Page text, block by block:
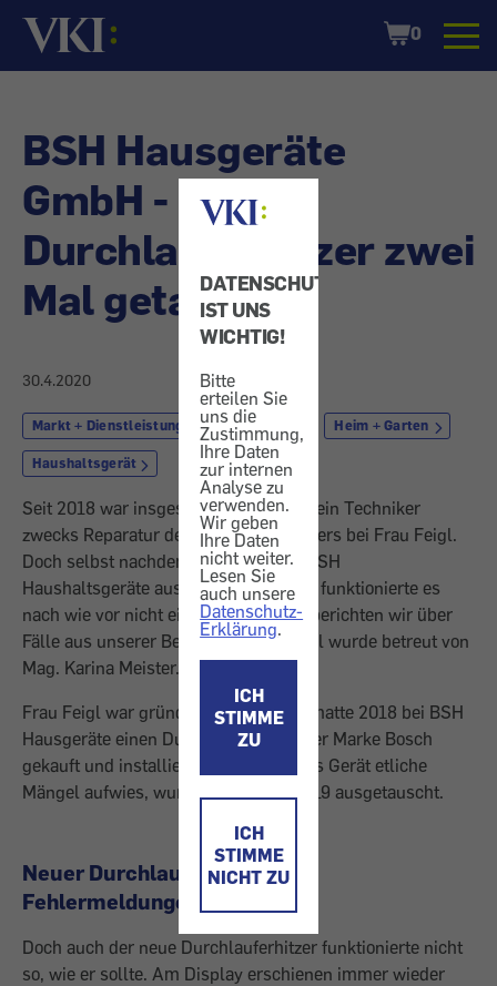
DATENSCHUTZ
IST UNS
WICHTIG!
Bitte
erteilen Sie
uns die
Zustimmung,
Ihre Daten
zur internen
Analyse zu
verwenden.
Wir geben
Ihre Daten
nicht weiter.
Lesen Sie
auch unsere
Datenschutz-
Erklärung.
ICH
STIMME
ZU
ICH
STIMME
NICHT ZU
Startseite
Shopping
Cart
0
BSH Hausgeräte
GmbH -
Durchlauferhitzer zwei
Mal getauscht
30.4.2020
Markt + Dienstleistung Reparatur Heim + Garten
Haushaltsgerät
Seit 2018 war insgesamt neun Mal (!) ein Techniker
zwecks Reparatur des Durchlauferhitzers bei Frau Feigl.
Doch selbst nachdem das Gerät von BSH
Haushaltsgeräte ausgetauscht wurde, funktionierte es
nach wie vor nicht einwandfrei. -Hier berichten wir über
Fälle aus unserer Beratung. Dieser Fall wurde betreut von
Mag. Karina Meister.
Frau Feigl war gründlich genervt: Sie hatte 2018 bei BSH
Hausgeräte einen Durchlauferhitzer der Marke Bosch
gekauft und installieren lassen. Da das Gerät etliche
Mängel aufwies, wurde es im Jahr 2019 ausgetauscht.
Neuer Durchlauferhitzer mit
Fehlermeldungen
Doch auch der neue Durchlauferhitzer funktionierte nicht
so, wie er sollte. Am Display erschienen immer wieder